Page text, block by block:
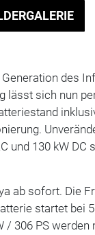
des
lässt sich nun
und 130 kW DC
ab sofort. Die
startet bei
/ 306 PS werden